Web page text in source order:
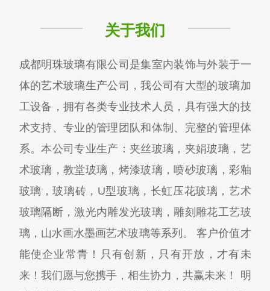
关于我们
成都明珠玻璃有限公司是集室内装饰与外装于一
体的艺术玻璃生产公司，我公司有大型的玻璃加
工设备，拥有各类专业技术人员，具有强大的技
术支持、专业的管理团队和体制、完整的管理体
系。本公司专业生产：夹丝玻璃，夹娟玻璃，艺
术玻璃，教堂玻璃，烤漆玻璃，喷砂玻璃，彩釉
玻璃，玻璃砖，U型玻璃，长虹压花玻璃，艺术
玻璃隔断，激光内雕发光玻璃，雕刻雕花工艺玻
璃，山水画水墨画艺术玻璃等系列。 客户价值才
能使企业常青！只有创新，只有开放，才有未
来！我们愿与您携手，相生协力，共赢未来！ 明